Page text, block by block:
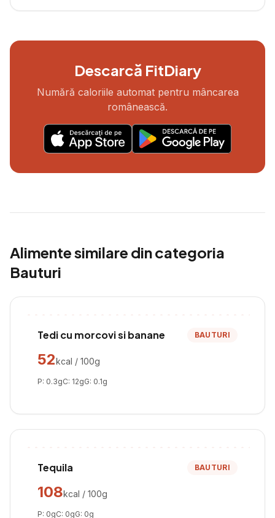
Descarcă FitDiary
Numără caloriile automat pentru mâncarea
românească.
Alimente similare din categoria
Bauturi
Tedi cu morcovi si banane BAUTURI
52kcal / 100g
P: 0.3gC: 12gG: 0.1g
Tequila BAUTURI
108kcal / 100g
P: 0gC: 0gG: 0g